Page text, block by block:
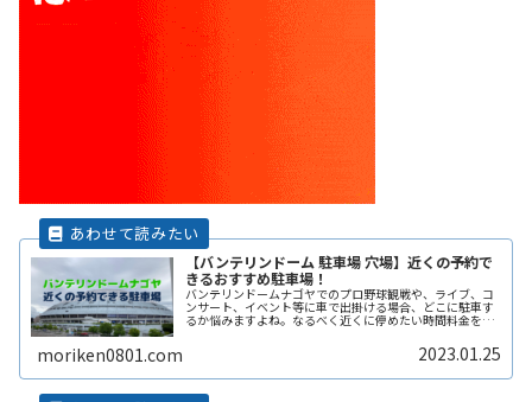
【バンテリンドーム 駐車場 穴場】近くの予約で
きるおすすめ駐車場！
バンテリンドームナゴヤでのプロ野球観戦や、ライブ、コ
ンサート、イベント等に車で出掛ける場合、どこに駐車す
るか悩みますよね。なるべく近くに停めたい時間料金を気
たくない自由に入出庫がしたい帰りReadMore...
moriken0801.com 2023.01.25